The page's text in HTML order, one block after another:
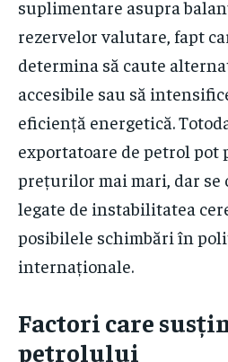
suplimentare asupra
rezervelor valutare, fapt
determina să caute
accesibile sau să
eficiență energetică.
exportatoare de petrol pot
prețurilor mai mari, dar
legate de instabilitatea
posibilele schimbări în
internaționale.
Factori care
petrolului